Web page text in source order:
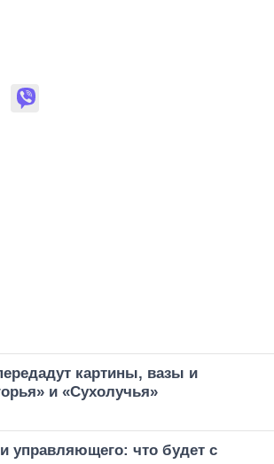
картины, вазы и
и «Сухолучья»
управляющего: что будет с